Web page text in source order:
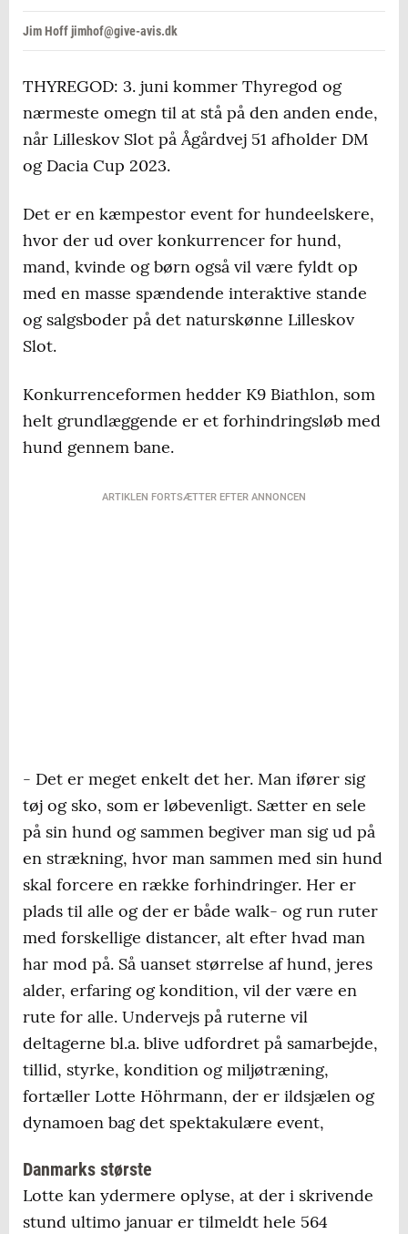
Jim Hoff jimhof@give-avis.dk
THYREGOD: 3. juni kommer Thyregod og
nærmeste omegn til at stå på den anden ende,
når Lilleskov Slot på Ågårdvej 51 afholder DM
og Dacia Cup 2023.
Det er en kæmpestor event for hundeelskere,
hvor der ud over konkurrencer for hund,
mand, kvinde og børn også vil være fyldt op
med en masse spændende interaktive stande
og salgsboder på det naturskønne Lilleskov
Slot.
Konkurrenceformen hedder K9 Biathlon, som
helt grundlæggende er et forhindringsløb med
hund gennem bane.
ARTIKLEN FORTSÆTTER EFTER ANNONCEN
- Det er meget enkelt det her. Man ifører sig
tøj og sko, som er løbevenligt. Sætter en sele
på sin hund og sammen begiver man sig ud på
en strækning, hvor man sammen med sin hund
skal forcere en række forhindringer. Her er
plads til alle og der er både walk- og run ruter
med forskellige distancer, alt efter hvad man
har mod på. Så uanset størrelse af hund, jeres
alder, erfaring og kondition, vil der være en
rute for alle. Undervejs på ruterne vil
deltagerne bl.a. blive udfordret på samarbejde,
tillid, styrke, kondition og miljøtræning,
fortæller Lotte Höhrmann, der er ildsjælen og
dynamoen bag det spektakulære event,
Danmarks største
Lotte kan ydermere oplyse, at der i skrivende
stund ultimo januar er tilmeldt hele 564